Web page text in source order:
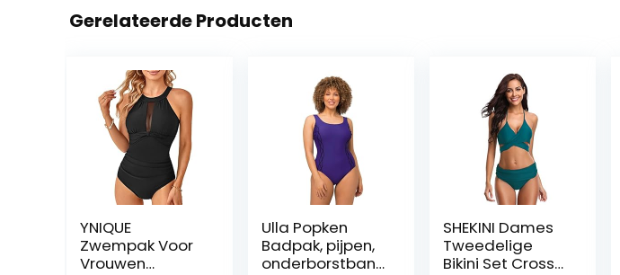
Gerelateerde Producten
YNIQUE
Zwempak Voor
Vrouwen
Ulla Popken
Badpak, pijpen,
onderborstband
SHEKINI Dames
Tweedelige
Bikini Set Cross